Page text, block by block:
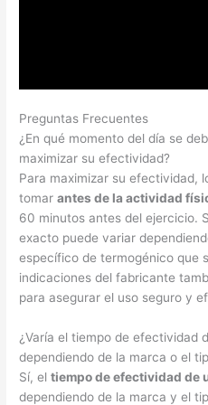
Preguntas Frecuentes
¿En qué momento del día se
maximizar su efectividad?
Para maximizar su efectividad,
tomarantes de la actividad
60 minutos antes del ejercicio.
exacto puede variar
específico de termogénico que
indicaciones del fabricante
para asegurar el uso seguro y
¿Varía el tiempo de efectividad
dependiendo de la marca o el
Sí, eltiempo de efectividad de
dependiendo de la marca y el